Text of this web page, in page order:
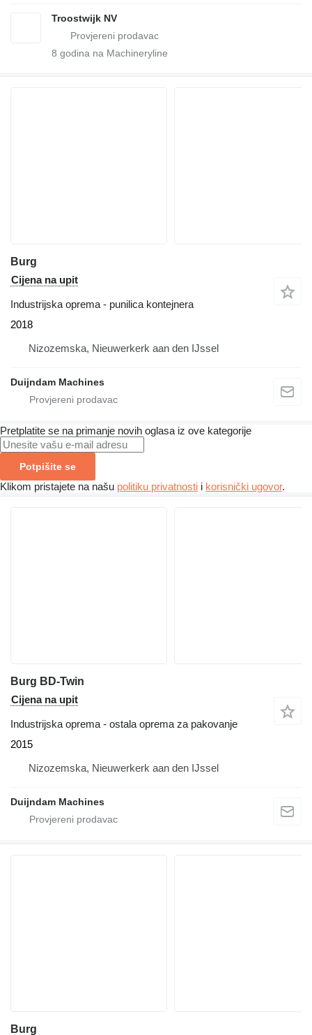
Troostwijk NV
8 godina na Machineryline
Burg
Cijena na upit
Industrijska oprema - punilica kontejnera
2018
Nizozemska, Nieuwerkerk aan den IJssel
Duijndam Machines
Pretplatite se na primanje novih oglasa iz ove kategorije
Potpišite se
Klikom pristajete na našu politiku privatnosti i korisnički ugovor.
Burg BD-Twin
Cijena na upit
Industrijska oprema - ostala oprema za pakovanje
2015
Nizozemska, Nieuwerkerk aan den IJssel
Duijndam Machines
Burg